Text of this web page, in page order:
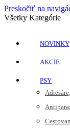
Preskočiť na
Všetky Kategórie
NOVINKY
AKCIE
PSY